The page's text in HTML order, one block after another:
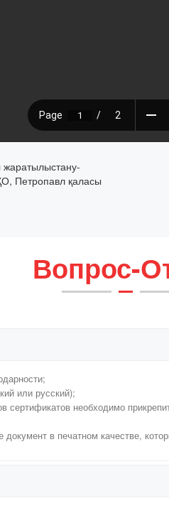
Петропавл қаласы
Вопрос-
или русский);
сертификатов необходимо
в печатном качестве,